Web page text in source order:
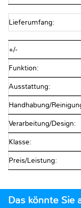
Lieferumfang:
+/-
Funktion:
Ausstattung:
Handhabung/
Verarbeitung/Design:
Klasse:
Preis/Leistung:
Das könnte Sie